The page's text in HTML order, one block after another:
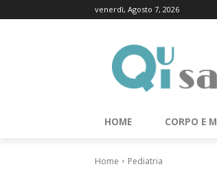
venerdì, Agosto 7, 2026
HOME CORPO E
Home Pediatria